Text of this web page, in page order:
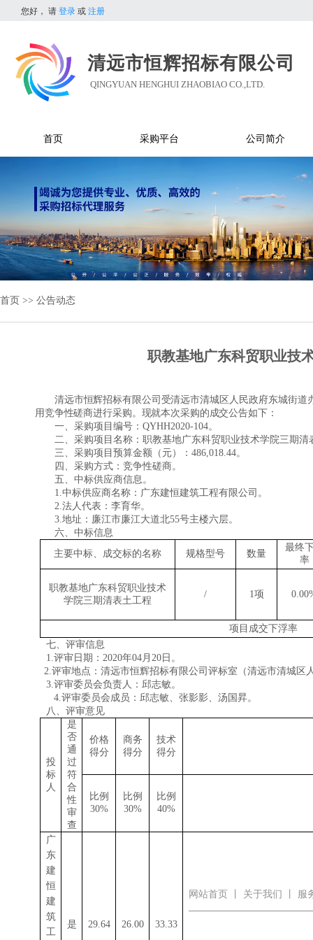
您好， 请 登录 或 注册
清远市恒辉招标有限公司
QINGYUAN HENGHUI ZHAOBIAO CO.,LTD.
首页 采购平台 公司简介
首页 >> 公告动态
职教基地广东科贸职业技
清远市恒辉招标有限公司受清远市清城区人民政府东城街道
用竞争性磋商进行采购。现就本次采购的成交公告如下：
一、 采购项目编号： QYHH2020-104。
二、采购项目名称： 职教基地广东科贸职业技术学院三期清
三、采购项目预算金额（元）： 486,018.44。
四、采购方式：竞争性磋商。
五、中标供应商信息。
1.中标供应商名称：广东建恒建筑工程有限公司。
2.法人代表： 李育华。
3.地址：廉江市廉江大道北55号主楼六层。
六、 中标信息
主要中标、成交标的名称
规格型号 数量
最终
率
职教基地广东科贸职业技术
学院三期清表土工程
/ 1项
项目成交下浮率
七、评审信息
1.评审日期：2020年04月 20日 。
2.评审地点：清远市恒辉招标有限公司评标室（清远市清城区
3.评审委员会负责人： 邱志敏。
4.评审委员会成员： 邱志敏、张影影、 汤国昇。
八、评审意见
投
标
人
是
否
通
过
符
合
性
审
查
价格
得分
商务
得分
技术
得分
比例
30%
比例
30%
比例
40%
广
东
建
恒
建
筑
工
是 29.64 26.00 33.33
网站首页 关于我们 服